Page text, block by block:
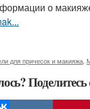
о
для причесок и макияжа
Поделитесь